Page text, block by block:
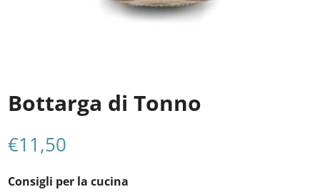
Bottarga di Tonno
€11,50
Consigli per la cucina